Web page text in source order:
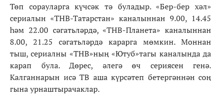
Төп сорауларга күчсәк тә буладыр. «Бер-бер хәл»
сериалын «ТНВ-Татарстан» каналыннан 9.00, 14.45
һәм 22.00 сәгатьләрдә, «ТНВ-Планета» каналыннан
8.00, 21.25 сәгатьләрдә карарга мөмкин. Моннан
тыш, сериалны «ТНВ»ның «Ютуб»тагы каналында да
карап була. Дөрес, әлегә өч сериясен генә.
Калганнарын исә ТВ аша күрсәтеп бетергәннән соң
гына урнаштырачаклар.